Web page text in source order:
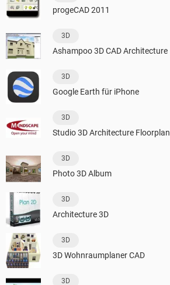
progeCAD 2011
3D
Ashampoo 3D CAD Architecture
3D
Google Earth für iPhone
3D
Studio 3D Architecture Floorplan
3D
Photo 3D Album
3D
Architecture 3D
3D
3D Wohnraumplaner CAD
3D